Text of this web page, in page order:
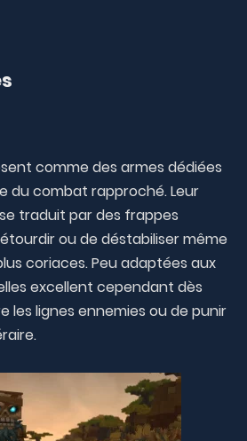
comme des armes dédiées
du combat rapproché. Leur
traduit par des frappes
ou de déstabiliser même
coriaces. Peu adaptées aux
excellent cependant dès
les lignes ennemies ou de punir